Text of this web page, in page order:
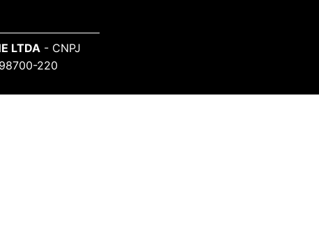
LTDA - CNPJ
220